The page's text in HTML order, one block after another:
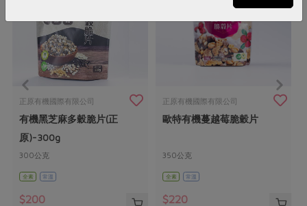
正原有機國際有限公司
有機黑芝麻多穀脆片(正
原)-300g
300公克
全素 常溫
$200
正原有機國際有限公司
歐特有機蔓越莓脆穀片
350公克
全素 常溫
$220